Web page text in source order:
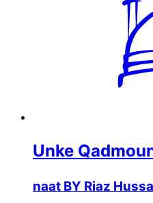
Unke
naat BY Riaz